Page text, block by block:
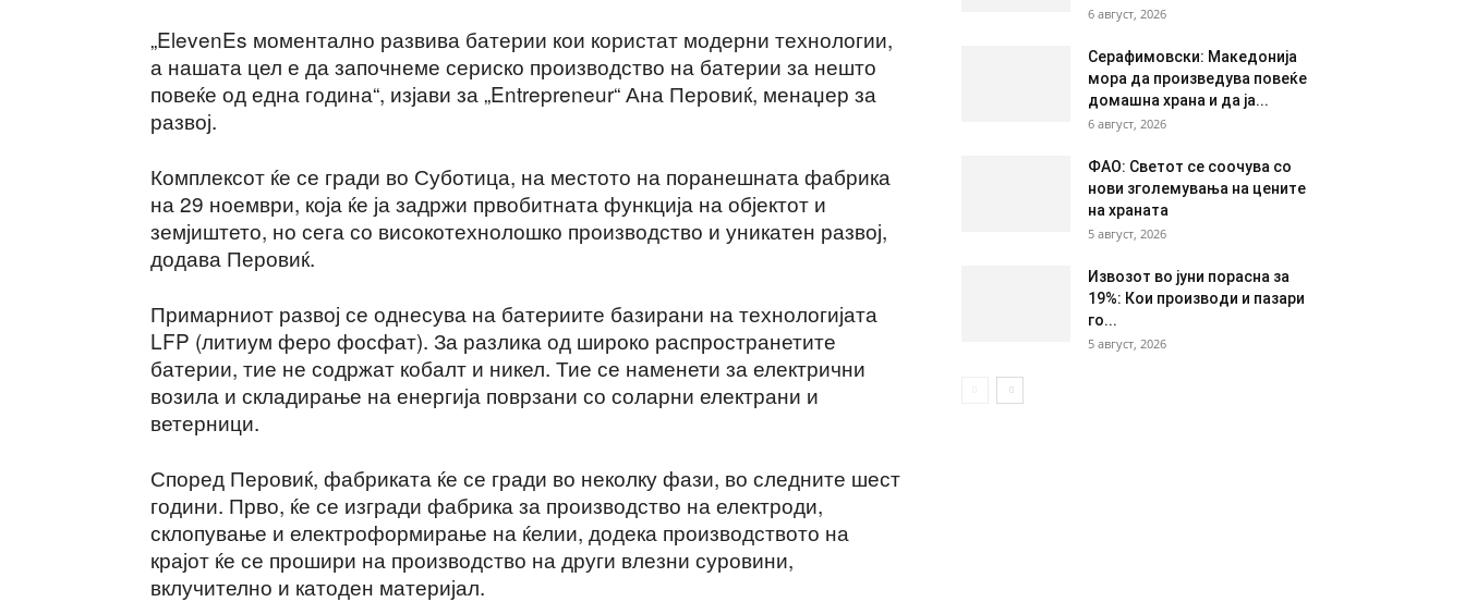
„ElevenEs моментално развива батерии кои користат модерни технологии,
а нашата цел е да започнеме сериско производство на батерии за нешто
повеќе од една година“, изјави за „Entrepreneur“ Ана Перовиќ, менаџер за
развој.
Комплексот ќе се гради во Суботица, на местото на поранешната фабрика
на 29 ноември, која ќе ја задржи првобитната функција на објектот и
земјиштето, но сега со високотехнолошко производство и уникатен развој,
додава Перовиќ.
Примарниот развој се однесува на батериите базирани на технологијата
LFP (литиум феро фосфат). За разлика од широко распространетите
батерии, тие не содржат кобалт и никел. Тие се наменети за електрични
возила и складирање на енергија поврзани со соларни електрани и
ветерници.
Според Перовиќ, фабриката ќе се гради во неколку фази, во следните шест
години. Прво, ќе се изгради фабрика за производство на електроди,
склопување и електроформирање на ќелии, додека производството на
крајот ќе се прошири на производство на други влезни суровини,
вклучително и катоден материјал.
6 август, 2026
Серафимовски: Македонија
мора да произведува повеќе
домашна храна и да ја...
6 август, 2026
ФАО: Светот се соочува со
нови зголемувања на цените
на храната
5 август, 2026
Извозот во јуни порасна за
19%: Кои производи и пазари
го...
5 август, 2026